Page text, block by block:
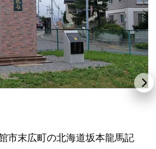
市末広町の北海道坂本龍馬記